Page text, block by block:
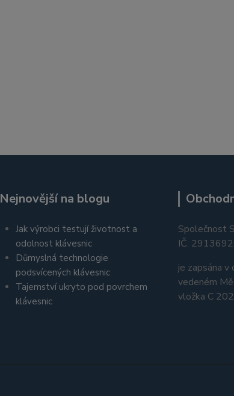
Nejnovější na blogu
Jak výrobci testují životnost a
odolnost klávesnic
Důmyslná technologie
podsvícených klávesnic
Tajemství ukryto pod povrchem
klávesnic
Společnost
IČ:
je zapsána v
vedeném
vložka C